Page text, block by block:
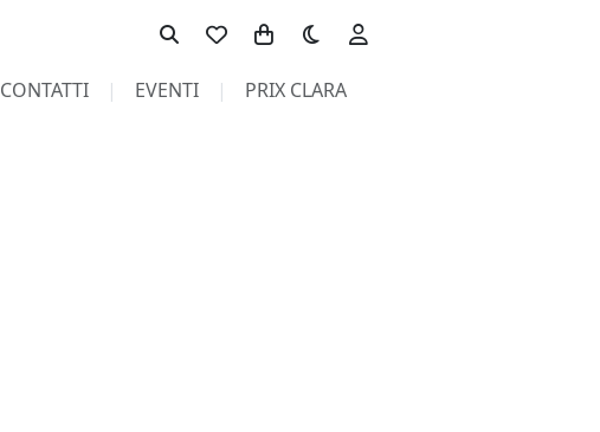
Toggle theme
CONTATTI EVENTI PRIX CLARA